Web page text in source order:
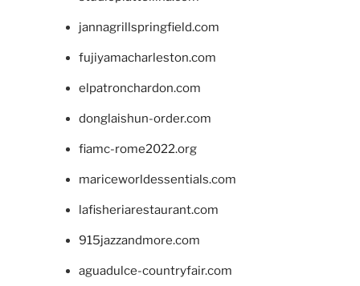
jannagrillspringfield.com
fujiyamacharleston.com
elpatronchardon.com
donglaishun-order.com
fiamc-rome2022.org
mariceworldessentials.com
lafisheriarestaurant.com
915jazzandmore.com
aguadulce-countryfair.com